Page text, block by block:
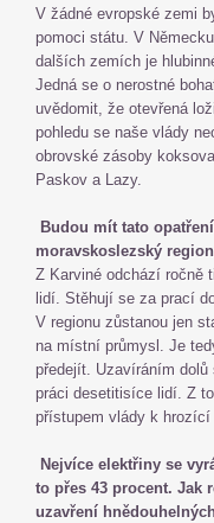
V žádné evropské zemi
pomoci státu. V
dalších zemích je
Jedná se o nerostné
uvědomit, že otevřená
pohledu se naše vlády
obrovské zásoby
Paskov a Lazy.
Budou mít tato
moravskoslezský
Z Karviné odchází ročně
lidí. Stěhují se za prací
V regionu zůstanou jen
na místní průmysl. Je
předejít. Uzavíráním dolů
práci desetitisíce lidí. Z
přístupem vlády k hrozící
Nejvíce elektřiny se
to přes 43 procent. Jak
uzavření